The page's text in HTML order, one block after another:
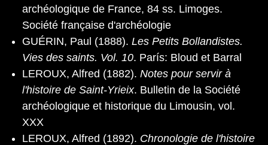
archéologique de France, 84 ss. Limoges.
Société française d'archéologie
GUÉRIN, Paul (1888). Les Petits Bollandistes.
Vies des saints. Vol. 10. París: Bloud et Barral
LEROUX, Alfred (1882). Notes pour servir à
l'histoire de Saint-Yrieix. Bulletin de la Société
archéologique et historique du Limousin, vol.
XXX
LEROUX, Alfred (1892). Chronologie de l'histoire